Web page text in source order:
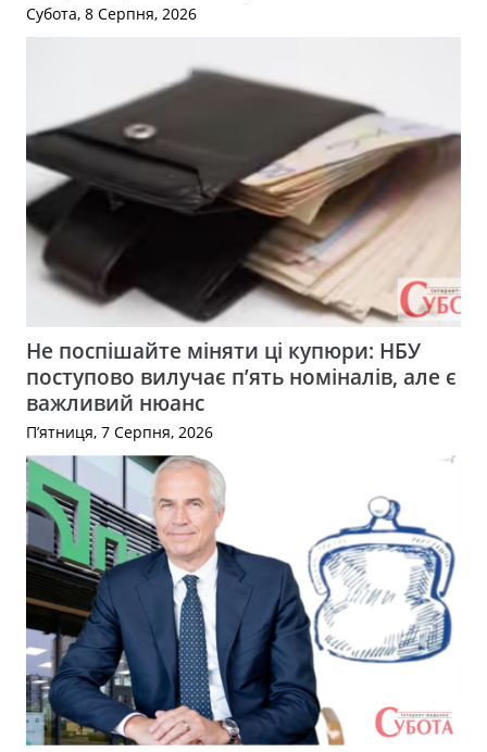
Субота, 8 Серпня, 2026
Не поспішайте міняти ці купюри: НБУ
поступово вилучає п’ять номіналів, але є
важливий нюанс
П’ятниця, 7 Серпня, 2026